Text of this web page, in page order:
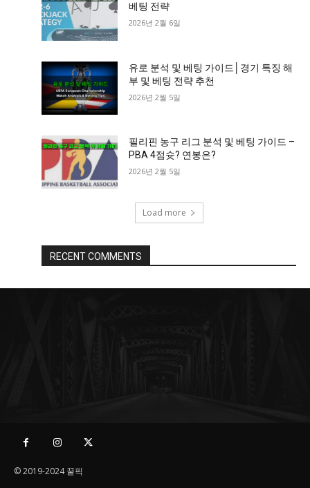
베팅 전략
2026년 2월 6일
유로 분석 및 베팅 가이드│경기 특징 해
부 및 베팅 전략 추천
2026년 2월 5일
필리핀 농구 리그 분석 및 베팅 가이드 –
PBA 4점슛? 연봉은?
2026년 2월 5일
Load more
RECENT COMMENTS
© 2019-2024 꿀픽